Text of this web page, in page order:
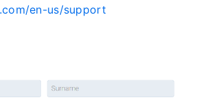
en-us/support